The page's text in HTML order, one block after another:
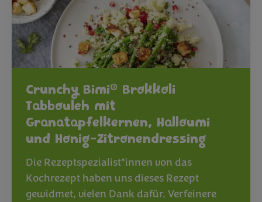
Crunchy Bimi® Brokkoli
Tabbouleh mit
Granatapfelkernen, Halloumi
und Honig-Zitronendressing
Die Rezeptspezialist*innen von das
Kochrezept haben uns dieses Rezept
gewidmet, vielen Dank dafür. Verfeinere